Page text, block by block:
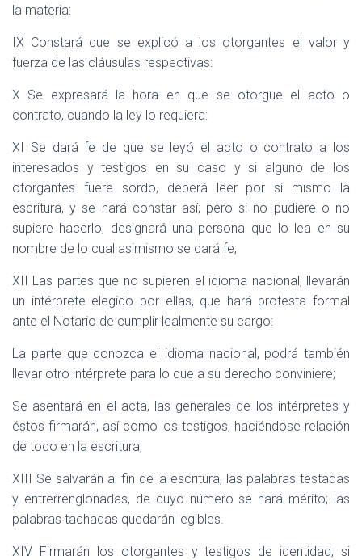
la materia:
IX Constará que se explicó a los otorgantes el valor y
fuerza de las cláusulas respectivas:
X Se expresará la hora en que se otorgue el acto o
contrato, cuando la ley lo requiera:
XI Se dará fe de que se leyó el acto o contrato a los
interesados y testigos en su caso y si alguno de los
otorgantes fuere sordo, deberá leer por sí mismo la
escritura, y se hará constar así; pero si no pudiere o no
supiere hacerlo, designará una persona que lo lea en su
nombre de lo cual asimismo se dará fe;
XII Las partes que no supieren el idioma nacional, llevarán
un intérprete elegido por ellas, que hará protesta formal
ante el Notario de cumplir lealmente su cargo:
La parte que conozca el idioma nacional, podrá también
llevar otro intérprete para lo que a su derecho conviniere;
Se asentará en el acta, las generales de los intérpretes y
éstos firmarán, así como los testigos, haciéndose relación
de todo en la escritura;
XIII Se salvarán al fin de la escritura, las palabras testadas
y entrerrenglonadas, de cuyo número se hará mérito; las
palabras tachadas quedarán legibles.
XIV Firmarán los otorgantes y testigos de identidad, si